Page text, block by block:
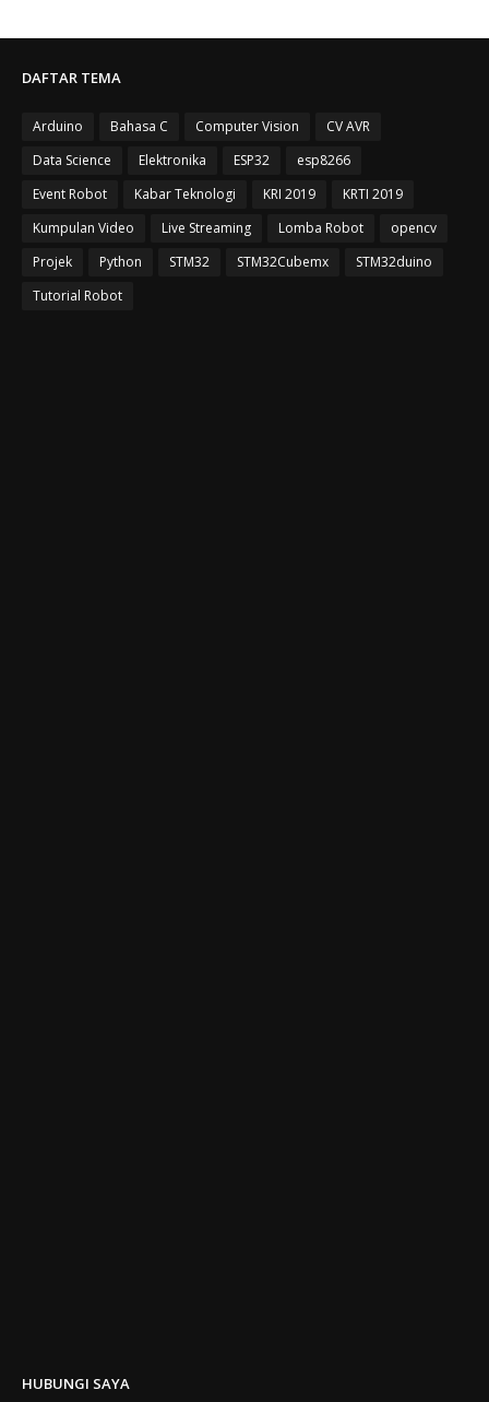
DAFTAR TEMA
Arduino Bahasa C Computer Vision
CV AVR
Data Science
Elektronika ESP32
esp8266
Event Robot
Kabar Teknologi KRI 2019
KRTI 2019
Kumpulan Video
Live Streaming Lomba Robot
opencv
Projek
Python STM32 STM32Cubemx
STM32duino
Tutorial Robot
HUBUNGI SAYA